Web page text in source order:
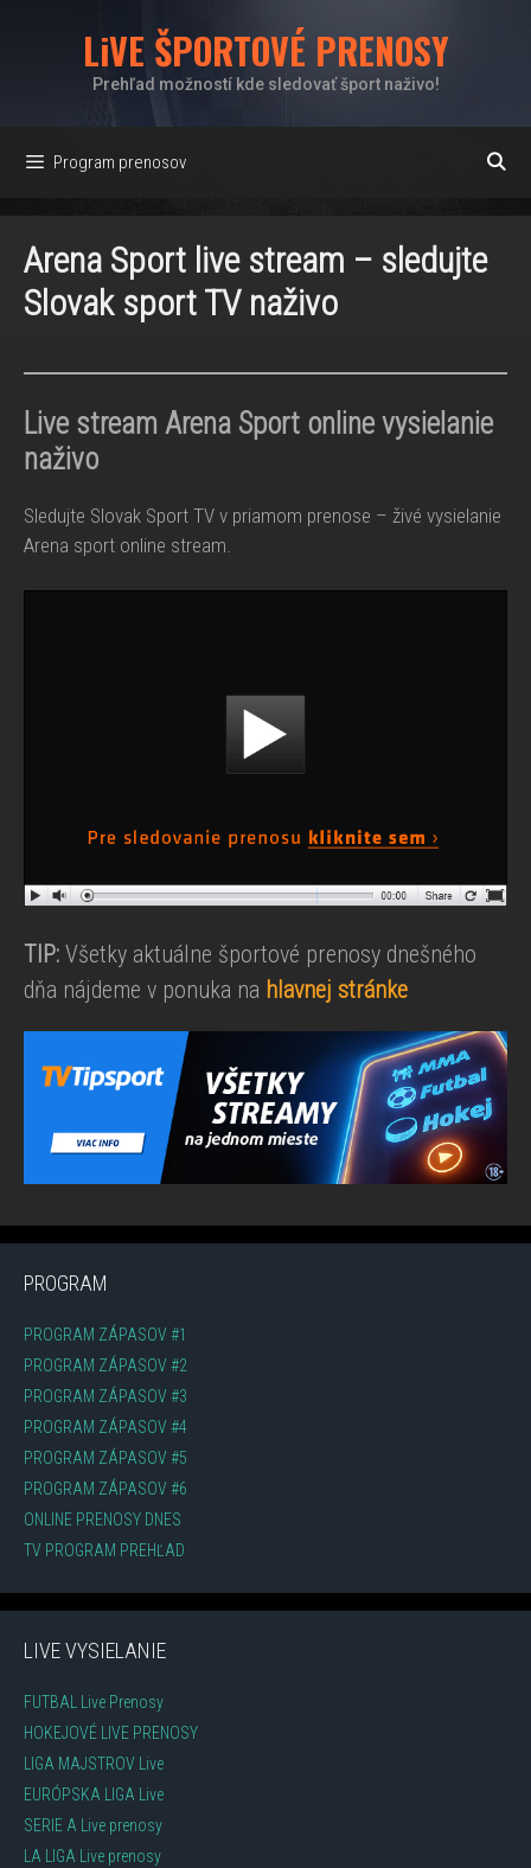
LiVE ŠPORTOVÉ PRENOSY
Prehľad možností kde sledovať šport naživo!
Program prenosov
Arena Sport live stream – sledujte
Slovak sport TV naživo
Live stream Arena Sport online vysielanie
naživo
Sledujte Slovak Sport TV v priamom prenose – živé vysielanie
Arena sport online stream.
TIP: Všetky aktuálne športové prenosy dnešného
dňa nájdeme v ponuka na hlavnej stránke
PROGRAM
PROGRAM ZÁPASOV #1
PROGRAM ZÁPASOV #2
PROGRAM ZÁPASOV #3
PROGRAM ZÁPASOV #4
PROGRAM ZÁPASOV #5
PROGRAM ZÁPASOV #6
ONLINE PRENOSY DNES
TV PROGRAM PREHĽAD
LIVE VYSIELANIE
FUTBAL Live Prenosy
HOKEJOVÉ LIVE PRENOSY
LIGA MAJSTROV Live
EURÓPSKA LIGA Live
SERIE A Live prenosy
LA LIGA Live prenosy